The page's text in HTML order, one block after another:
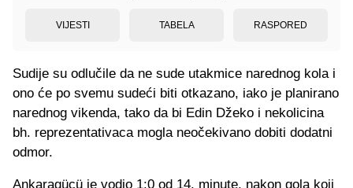
VIJESTI TABELA RASPORED
Sudije su odlučile da ne sude utakmice narednog kola i
ono će po svemu sudeći biti otkazano, iako je planirano
narednog vikenda, tako da bi Edin Džeko i nekolicina
bh. reprezentativaca mogla neočekivano dobiti dodatni
odmor.
Ankaragücü je vodio 1:0 od 14. minute, nakon gola koji